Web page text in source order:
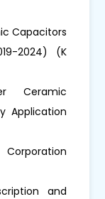
Capacitors
2024) (K
Ceramic
Application
and